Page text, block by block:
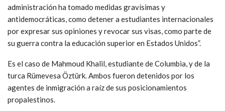
administración ha tomado medidas gravísimas y
antidemocráticas, como detener a estudiantes internacionales
por expresar sus opiniones y revocar sus visas, como parte de
su guerra contra la educación superior en Estados Unidos”.
Es el caso de Mahmoud Khalil, estudiante de Columbia, y de la
turca Rümevesa Öztürk. Ambos fueron detenidos por los
agentes de inmigración a raíz de sus posicionamientos
propalestinos.